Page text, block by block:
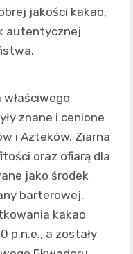
jakości kakao,
autentycznej
znane i cenione
i Azteków. Ziarna
oraz ofiarą dla
jako środek
barterowej.
kakao
p.n.e., a zostały